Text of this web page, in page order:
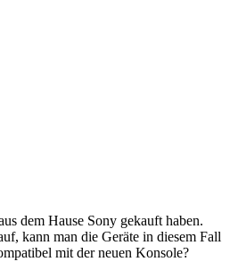
dem Hause Sony gekauft haben.
kann man die Geräte in diesem Fall
mit der neuen Konsole?